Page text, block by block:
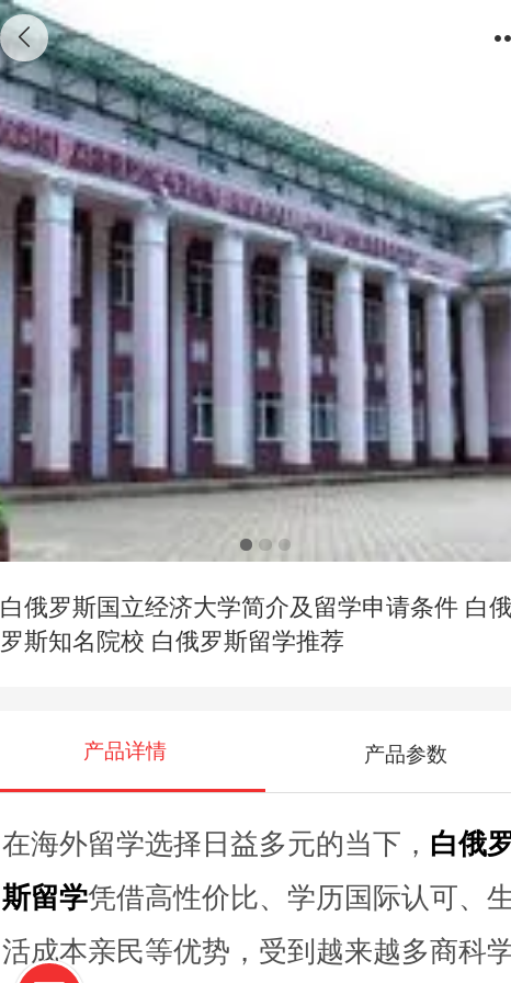
白俄罗斯国立经济大学简介及留学申请条件 白俄
罗斯知名院校 白俄罗斯留学推荐
产品详情 产品参数
在海外留学选择日益多元的当下， 白俄
斯留学凭借高性价比、学历国际认可、生
活成本亲民等优势，受到越来越多商科